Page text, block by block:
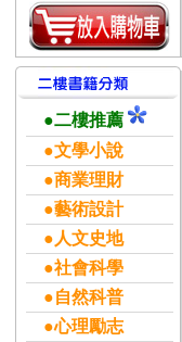
●二樓推薦
●文學小說
●商業理財
●藝術設計
●人文史地
●社會科學
●自然科普
●心理勵志